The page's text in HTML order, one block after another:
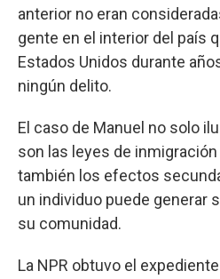
anterior no eran
gente en el interior del país
Estados Unidos durante
ningún delito.
El caso de Manuel no solo
son las leyes de
también los efectos
un individuo puede generar
su comunidad.
La NPR obtuvo el